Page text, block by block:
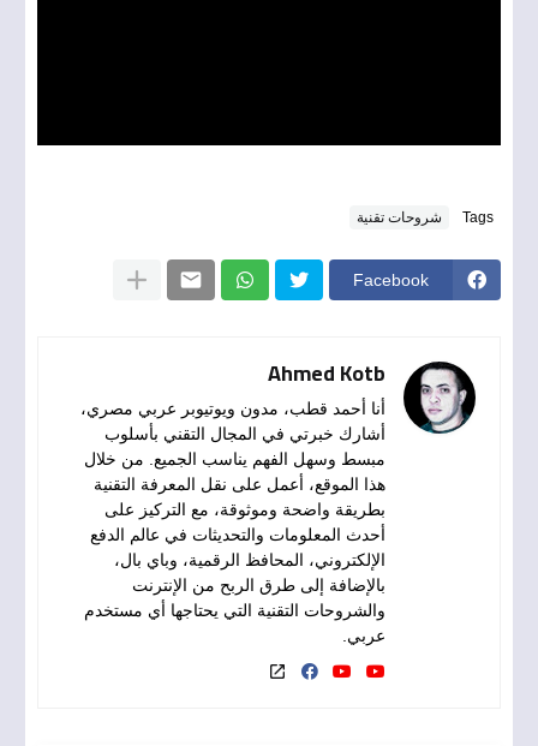
Tags شروحات تقنية
Facebook
Ahmed Kotb
أنا أحمد قطب، مدون ويوتيوبر عربي مصري،
أشارك خبرتي في المجال التقني بأسلوب
مبسط وسهل الفهم يناسب الجميع. من خلال
هذا الموقع، أعمل على نقل المعرفة التقنية
بطريقة واضحة وموثوقة، مع التركيز على
أحدث المعلومات والتحديثات في عالم الدفع
الإلكتروني، المحافظ الرقمية، وباي بال،
بالإضافة إلى طرق الربح من الإنترنت
والشروحات التقنية التي يحتاجها أي مستخدم
عربي.